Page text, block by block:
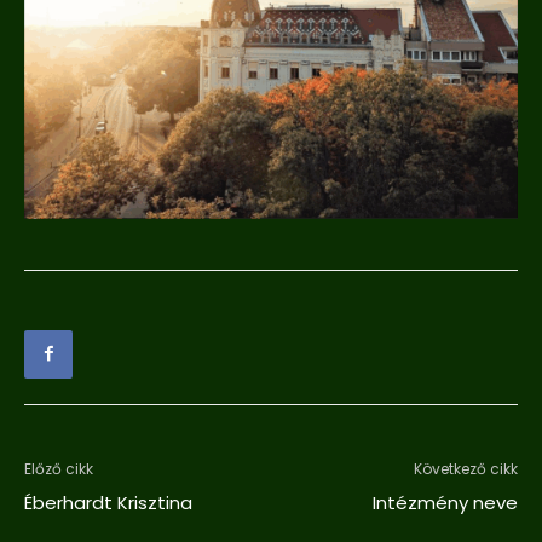
Előző cikk
Éberhardt Krisztina
Következő cikk
Intézmény neve